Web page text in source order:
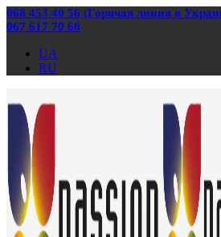
068 453 40 56 (Горячая линия в
067 617 70 60
UA
RU